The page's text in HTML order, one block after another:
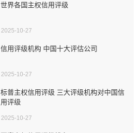
世界各国主权信用评级
2025-10-27
信用评级机构 中国十大评估公司
2025-10-27
标普主权信用评级 三大评级机构对中国信
用评级
2025-10-27